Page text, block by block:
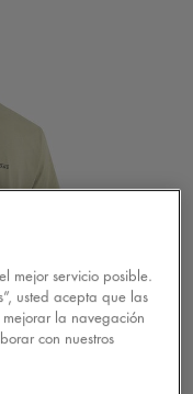
mejor servicio posible.
usted acepta que las
la navegación
con nuestros